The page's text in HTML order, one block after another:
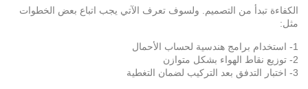
الكفاءة تبدأ من التصميم. ولسوف تعرف الآتي يجب اتباع بعض الخطوات
مثل:
1- استخدام برامج هندسية لحساب الأحمال
2- توزيع نقاط الهواء بشكل متوازن
3- اختبار التدفق بعد التركيب لضمان التغطية